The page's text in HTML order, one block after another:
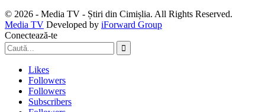
© 2026 - Media TV - Știri din Cimișlia. All Rights Reserved.
Media TV Developed by iForward Group
Conectează-te
Likes
Followers
Followers
Subscribers